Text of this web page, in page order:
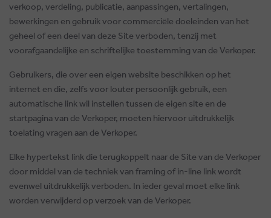
verkoop, verdeling, publicatie, aanpassingen, vertalingen,
bewerkingen en gebruik voor commerciële doeleinden van het
geheel of een deel van deze Site verboden, tenzij met
voorafgaandelijke en schriftelijke toestemming van de Verkoper.
Gebruikers, die over een eigen website beschikken op het
internet en die, zelfs voor louter persoonlijk gebruik, een
automatische link wil instellen tussen de eigen site en de
startpagina van de Verkoper, moeten hiervoor uitdrukkelijk
toelating vragen aan de Verkoper.
Elke hypertekst link die terugkoppelt naar de Site van de Verkoper
door middel van de techniek van framing of in-line link wordt
evenwel uitdrukkelijk verboden. In ieder geval moet elke link
worden verwijderd op verzoek van de Verkoper.